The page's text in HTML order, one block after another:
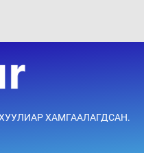
мин
уламжлав
мин
ХУУЛИАР ХАМГААЛАГДСАН.